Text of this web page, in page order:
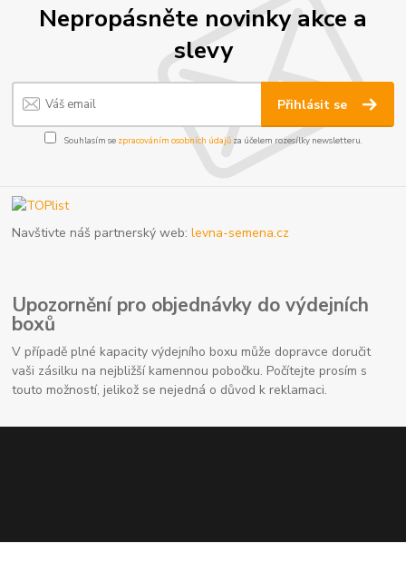
Nepropásněte novinky akce a
slevy
Přihlásit se
Souhlasím se zpracováním osobních údajůza účelem rozesílky newsletteru.
Navštivte náš partnerský web:levna-semena.cz
Upozornění pro objednávky do výdejních
boxů
V případě plné kapacity výdejního boxu může dopravce doručit
vaši zásilku na nejbližší kamennou pobočku. Počítejte prosím s
touto možností, jelikož se nejedná o důvod k reklamaci.